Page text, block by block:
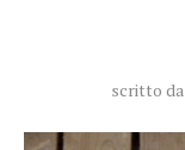
scritto da